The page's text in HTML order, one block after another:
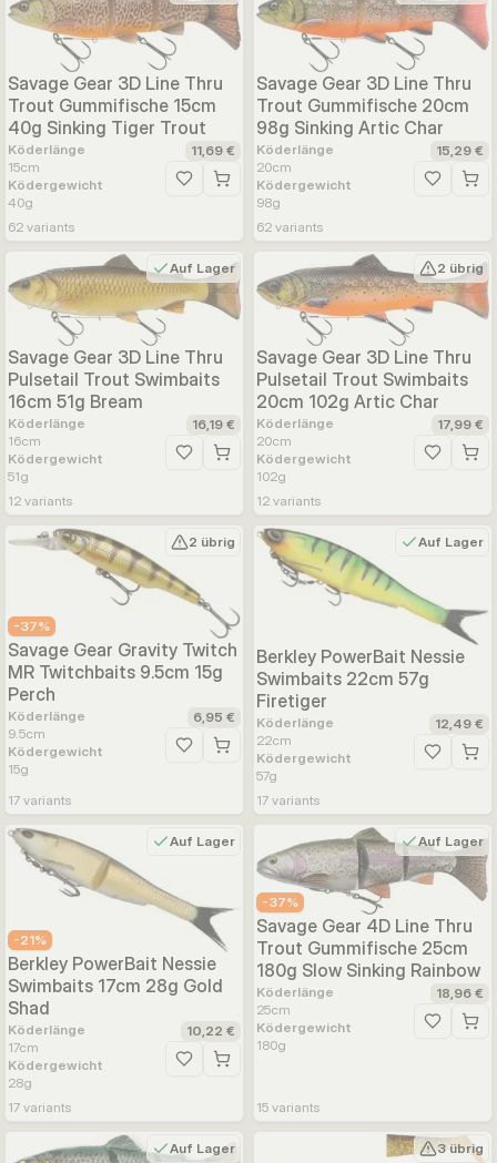
Savage Gear 3D Line Thru
Trout Gummifische 15cm
40g Sinking Tiger Trout
Köderlänge
15cm
Ködergewicht
40g
11,69 €
Zur Wunschliste hinzufügen
62 variants
Savage Gear 3D Line Thru
Trout Gummifische 20cm
98g Sinking Artic Char
Köderlänge
20cm
Ködergewicht
98g
15,29 €
Zur
62 variants
Auf Lager
Savage Gear 3D Line Thru
Pulsetail Trout Swimbaits
16cm 51g Bream
Köderlänge
16cm
Ködergewicht
51g
16,19 €
Zur Wunschliste hinzufügen
12 variants
2 übrig
Savage Gear 3D Line Thru
Pulsetail Trout Swimbaits
20cm 102g Artic Char
Köderlänge
20cm
Ködergewicht
102g
17,99 €
Zur
12 variants
-37%
2 übrig
Savage Gear Gravity Twitch
MR Twitchbaits 9.5cm 15g
Perch
Köderlänge
9.5cm
Ködergewicht
15g
6,95 €
Zur Wunschliste hinzufügen
17 variants
Auf Lager
Berkley PowerBait Nessie
Swimbaits 22cm 57g
Firetiger
Köderlänge
22cm
Ködergewicht
57g
12,49 €
Zur
17 variants
-21%
Auf Lager
Berkley PowerBait Nessie
Swimbaits 17cm 28g Gold
Shad
Köderlänge
17cm
Ködergewicht
28g
10,22 €
Zur Wunschliste hinzufügen
17 variants
-37%
Auf Lager
Savage Gear 4D Line Thru
Trout Gummifische 25cm
180g Slow Sinking Rainbow
Köderlänge
25cm
Ködergewicht
180g
18,96 €
Zur
15 variants
Auf Lager 3 übrig